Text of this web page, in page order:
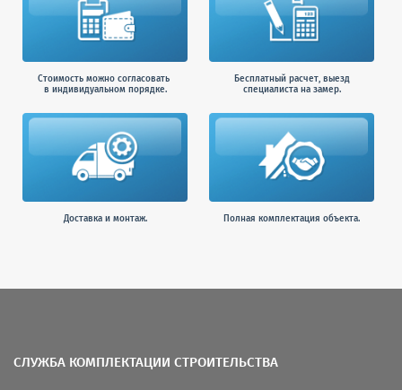
Стоимость можно согласовать
в индивидуальном порядке.
Бесплатный расчет, выезд
специалиста на замер.
Доставка и монтаж. Полная комплектация объекта.
СЛУЖБА КОМПЛЕКТАЦИИ СТРОИТЕЛЬСТВА